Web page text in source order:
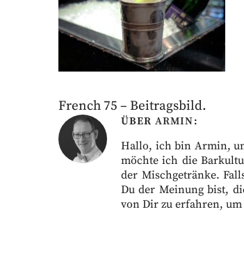
French 75 – Beitragsbild.
ÜBER ARMIN
Hallo, ich bin Armin,
möchte ich die
der Mischgetränke.
Du der Meinung bist,
von Dir zu erfahren, um